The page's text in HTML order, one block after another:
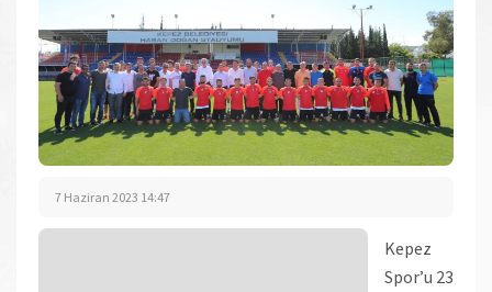
7 Haziran 2023 14:47
Kepez
Spor’u 23